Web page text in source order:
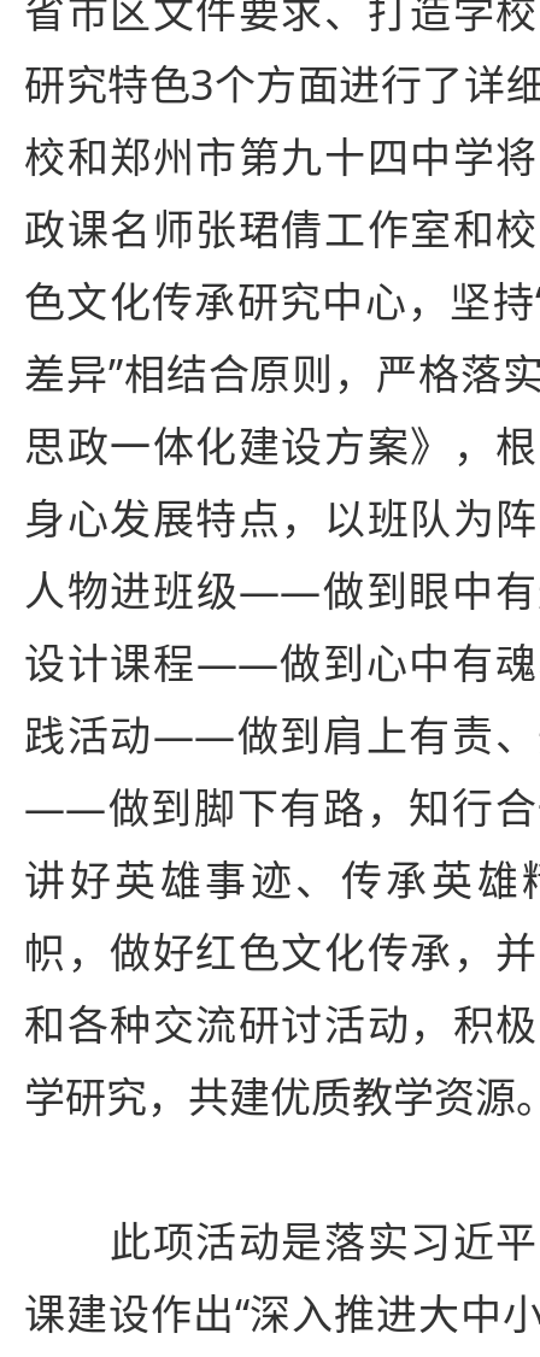
省市区文件要求、打造学
研究特色3个方面进行了详
校和郑州市第九十四中学
政课名师张珺倩工作室和
色文化传承研究中心，坚
差异”相结合原则，严格落
思政一体化建设方案》，
身心发展特点，以班队为
人物进班级——做到眼中
设计课程——做到心中有
践活动——做到肩上有责
——做到脚下有路，知行
讲好英雄事迹、传承英雄
帜，做好红色文化传承，
和各种交流研讨活动，积
学研究，共建优质教学资源
此项活动是落实习近平
课建设作出“深入推进大中